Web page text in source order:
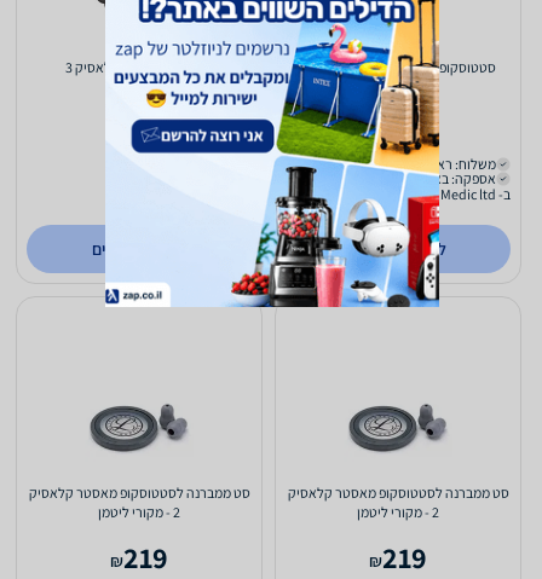
סטטוסקופ ליטמן Littman Classic 2
669
₪
משלוח: ראו באתר
אספקה: באתר
ב- Ariel Medic ltd
לפרטים נוספים
סטטוסקופ ליטמן קלאסיק 3
579
לפרטים נוספים
סט ממברנה לסטטוסקופ מאסטר קלאסיק
2 - מקורי ליטמן
219
₪
סט ממברנה לסטטוסקופ מאסטר קלאסיק
2 - מקורי ליטמן
219
₪